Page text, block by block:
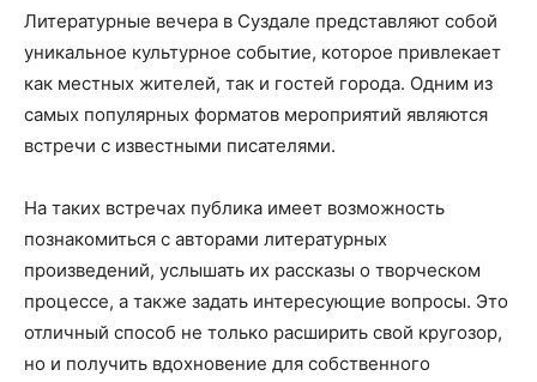
Литературные вечера в Суздале представляют собой
уникальное культурное событие, которое привлекает
как местных жителей, так и гостей города. Одним из
самых популярных форматов мероприятий являются
встречи с известными писателями.
На таких встречах публика имеет возможность
познакомиться с авторами литературных
произведений, услышать их рассказы о творческом
процессе, а также задать интересующие вопросы. Это
отличный способ не только расширить свой кругозор,
но и получить вдохновение для собственного